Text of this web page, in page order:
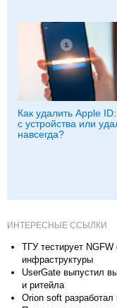
Как удалить Apple
с устройства или
навсегда?
ИНТЕРЕСНЫЕ ССЫЛКИ
ТГУ тестирует
инфраструктуры
UserGate выпустил
и ритейла
Orion soft